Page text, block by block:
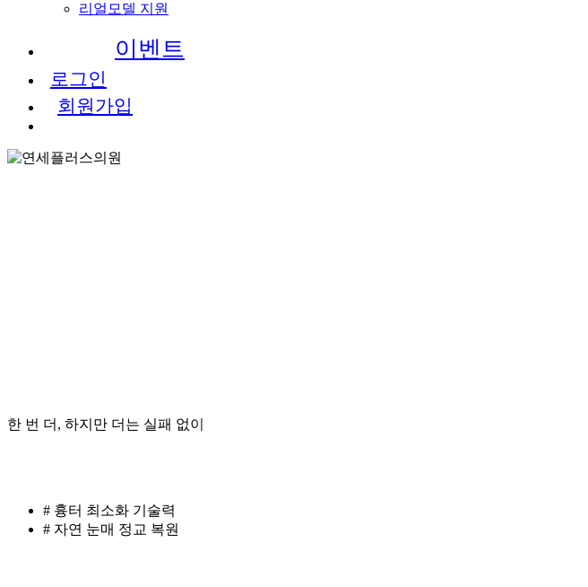
리얼모델 지원
이 벤트
로그인
회원가입
한 번 더, 하지만 더는 실패 없이
# 흉터 최소화 기술력
# 자연 눈매 정교 복원